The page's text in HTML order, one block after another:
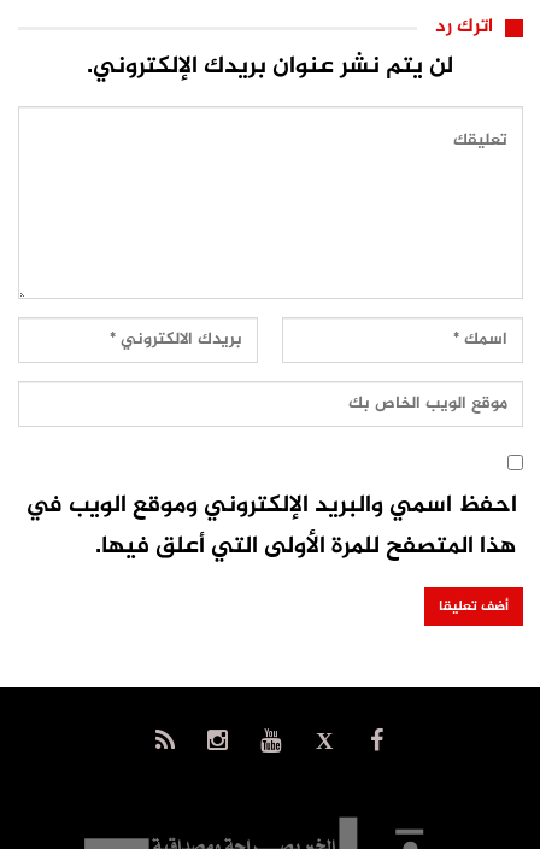
اترك رد
لن يتم نشر عنوان بريدك الإلكتروني.
احفظ اسمي والبريد الإلكتروني وموقع الويب في
هذا المتصفح للمرة الأولى التي أعلق فيها.